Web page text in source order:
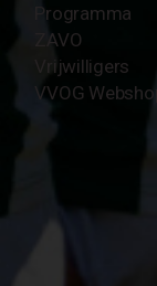
Programma
ZAVO
Vrijwilligers
VVOG Webshop